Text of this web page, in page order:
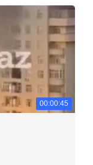
00:00:45